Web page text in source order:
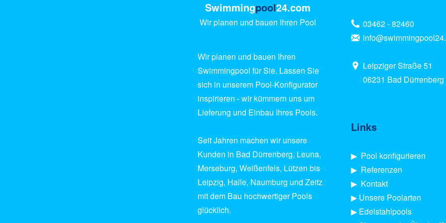
Swimmingpool24.com
Wir planen und bauen Ihren Pool
03462 - 82460
Leipziger Straße 51
06231 Bad Dürrenberg
Links
▶︎ Pool konfigurieren
▶︎ Referenzen
▶︎ Kontakt
▶ Unsere Poolarten
▶ Edelstahlpools
Wir planen und bauen Ihren
Swimmingpool für Sie. Lassen Sie
sich in unserem Pool-Konfigurator
inspirieren - wir kümmern uns um
Lieferung und Einbau Ihres Pools.
Seit Jahren machen wir unsere
Kunden in Bad Dürrenberg, Leuna,
Merseburg, Weißenfels, Lützen bis
Leipzig, Halle, Naumburg und Zeitz
mit dem Bau hochwertiger Pools
glücklich.